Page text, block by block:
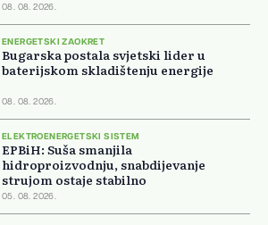
08. 08. 2026.
ENERGETSKI ZAOKRET
Bugarska postala svjetski lider u
baterijskom skladištenju energije
08. 08. 2026.
ELEKTROENERGETSKI SISTEM
EPBiH: Suša smanjila
hidroproizvodnju, snabdijevanje
strujom ostaje stabilno
05. 08. 2026.